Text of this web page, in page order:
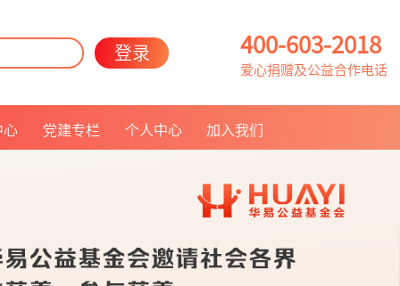
登录 400-603-2018
爱心捐赠及公益合作电话
党建专栏 个人中心 加入我们
人员招聘